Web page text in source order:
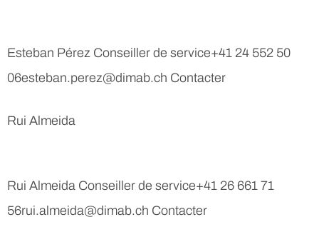
Esteban Pérez Conseiller de service+41 24 552 50
06esteban.perez@dimab.ch Contacter
Rui Almeida
Rui Almeida Conseiller de service+41 26 661 71
56rui.almeida@dimab.ch Contacter